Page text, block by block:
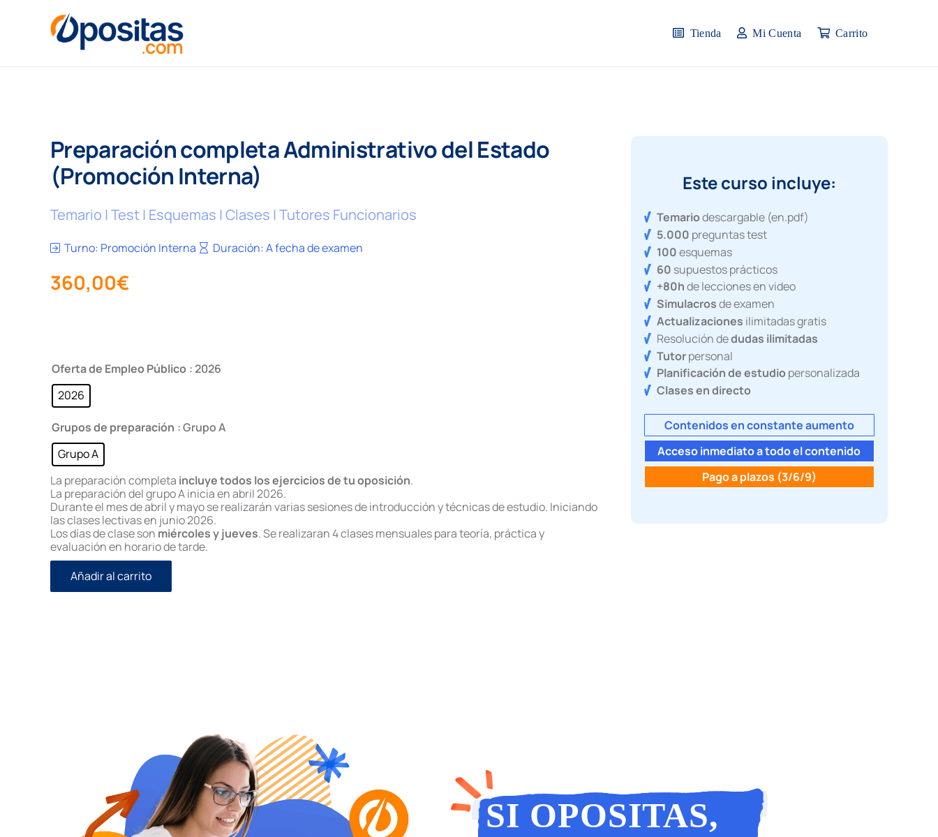
Tienda Mi Cuenta Carrito
Preparación completa Administrativo del Estado
(Promoción Interna)
Temario | Test | Esquemas | Clases | Tutores Funcionarios
Turno: Promoción Interna Duración:A fecha de examen
360,00€
Oferta de Empleo Público : 2026
2026
Grupos de preparación : Grupo A
Grupo A
La preparación completa incluye todos los ejercicios de tu oposición.
La preparación del grupo A inicia en abril 2026.
Durante el mes de abril y mayo se realizarán varias sesiones de introducción y técnicas de estudio. Iniciando
las clases lectivas en junio 2026.
Los días de clase son miércoles y jueves. Se realizaran 4 clases mensuales para teoría, práctica y
evaluación en horario de tarde.
Añadir al carrito
Este curso incluye:
Temariodescargable (en.pdf)
5.000 preguntas test
100esquemas
60 supuestos prácticos
+80hde lecciones en video
Simulacrosde examen
Actualizaciones ilimitadas gratis
Resolución dedudas ilimitadas
Tutorpersonal
Planificación de estudiopersonalizada
Clases en directo
Contenidos en constante aumento
Acceso inmediato a todo el contenido
Pago a plazos (3/6/9)
SI OPOSITAS,